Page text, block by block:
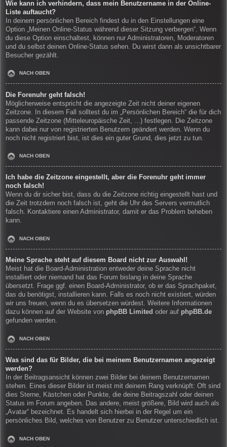
Wie kann ich verhindern, dass mein Benutzername in der Online-
Liste auftaucht?
In deinem persönlichen Bereich findest du in den Einstellungen eine
Option „Meinen Online-Status während dieser Sitzung verbergen“. Wenn
du diese Option einschaltest, können nur Administratoren, Moderatoren
und du selbst deinen Online-Status sehen. Du wirst dann als unsichtbarer
Besucher gezählt.
NACH OBEN
Die Forenuhr geht falsch!
Möglicherweise entspricht die angezeigte Zeit nicht deiner eigenen
Zeitzone. In diesem Fall solltest du im „Persönlichen Bereich“ die für dich
passende Zeitzone (Mitteleuropäische Zeit, ...) festlegen. Die Zeitzone
kann dabei nur von registrierten Benutzern geändert werden. Wenn du
noch nicht registriert bist, ist dies ein guter Grund, dies jetzt zu tun.
NACH OBEN
Ich habe die Zeitzone eingestellt, aber die Forenuhr geht immer
noch falsch!
Wenn du dir sicher bist, dass du die Zeitzone richtig eingestellt hast und
die Zeit trotzdem noch falsch ist, geht die Uhr des Servers vermutlich
falsch. Kontaktiere einen Administrator, damit er das Problem beheben
kann.
NACH OBEN
Meine Sprache steht auf diesem Board nicht zur Auswahl!
Meist hat die Board-Administration entweder deine Sprache nicht
installiert oder niemand hat das Forum bislang in deine Sprache
übersetzt. Frage ggf. einen Board-Administrator, ob er das Sprachpaket,
das du benötigst, installieren kann. Falls es noch nicht existiert, würden
wir uns freuen, wenn du es übersetzen würdest. Weitere Informationen
dazu können auf der Website von phpBB Limited oder auf phpBB.de
gefunden werden.
NACH OBEN
Was sind das für Bilder, die bei meinem Benutzernamen angezeigt
werden?
In der Beitragsansicht können zwei Bilder bei deinem Benutzernamen
stehen. Eines dieser Bilder ist meist mit deinem Rang verknüpft: Oft sind
dies Sterne, Kästchen oder Punkte, die deine Beitragszahl oder deinen
Status im Forum angeben. Das andere, meist größere, Bild wird auch als
„Avatar“ bezeichnet. Es handelt sich hierbei in der Regel um ein
persönliches Bild, welches von Benutzer zu Benutzer unterschiedlich ist.
NACH OBEN